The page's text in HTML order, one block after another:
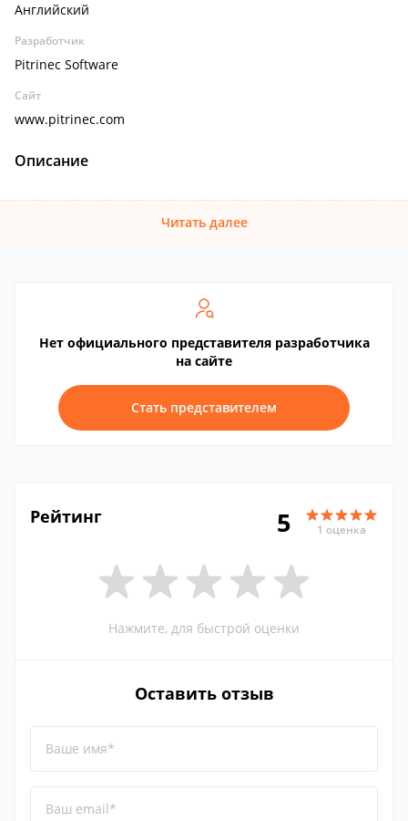
Английский
Разработчик
Pitrinec Software
Сайт
www.pitrinec.com
Описание
Читать далее
Нет официального представителя разработчика
на сайте
Стать представителем
Рейтинг 5 1 оценка
Нажмите, для быстрой оценки
Оставить отзыв
Ваше имя*
Ваш email*